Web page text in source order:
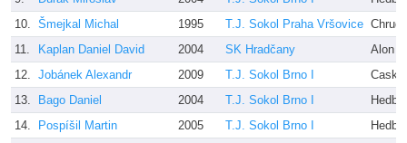
10. Šmejkal Michal 1995 T.J. Sokol Praha Vršovice
11.
Kaplan Daniel David 2004 SK Hradčany
Alon
12. Jobánek Alexandr 2009 T.J. Sokol Brno I
13.
Bago Daniel 2004 T.J. Sokol Brno I
14.
Pospíšil Martin 2005 T.J. Sokol Brno I